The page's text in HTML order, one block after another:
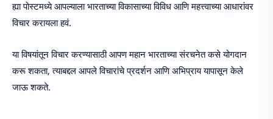
ह्या पोस्टमध्ये आपल्याला भारताच्या विकासाच्या विविध आणि महत्त्वाच्या आधारांवर
विचार करायला हवं.
या विषयांतून विचार करण्यासाठी आपण महान भारताच्या संरचनेत कसे योगदान
करू शकता, त्याबद्दल आपले विचारांचे प्रदर्शन आणि अभिप्राय यापासून केले
जाऊ शकते.